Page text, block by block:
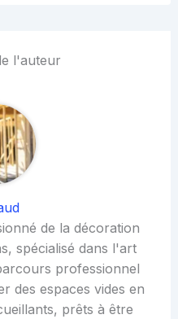
l'auteur
de la décoration
spécialisé dans l'art
professionnel
des espaces vides en
prêts à être